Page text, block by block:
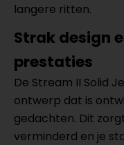
langere ritten.
Strak design
prestaties
De Stream II Solid
ontwerp dat is
gedachten. Dit
verminderd en je